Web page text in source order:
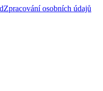
Zpracování osobních údajů